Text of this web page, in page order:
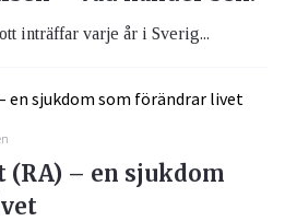
inträffar varje år i Sverig...
– en sjukdom